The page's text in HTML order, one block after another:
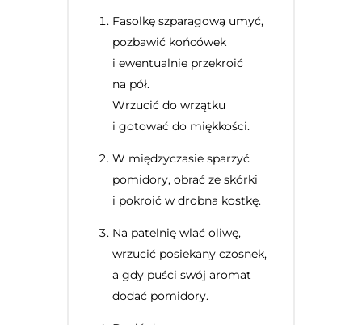
Fasolkę szparagową umyć,
pozbawić końcówek
i ewentualnie przekroić
na pół.
Wrzucić do wrzątku
i gotować do miękkości.
W międzyczasie sparzyć
pomidory, obrać ze skórki
i pokroić w drobna kostkę.
Na patelnię wlać oliwę,
wrzucić posiekany czosnek,
a gdy puści swój aromat
dodać pomidory.